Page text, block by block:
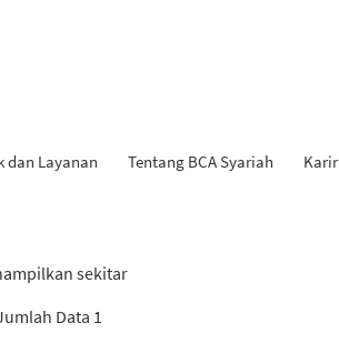
dan Layanan Tentang BCA Syariah Karir
sekitar
Data 1